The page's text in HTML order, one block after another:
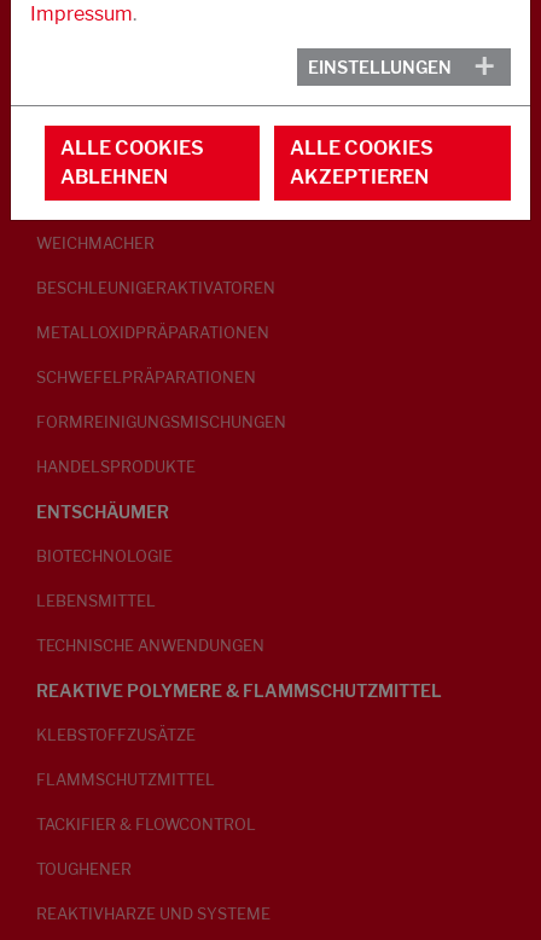
GLEITMITTEL
PEPTISATOREN
KLEBRIGMACHER / HOMOGENISATOREN
WEICHMACHER
BESCHLEUNIGERAKTIVATOREN
METALLOXIDPRÄPARATIONEN
SCHWEFELPRÄPARATIONEN
FORMREINIGUNGSMISCHUNGEN
HANDELSPRODUKTE
ENTSCHÄUMER
BIOTECHNOLOGIE
LEBENSMITTEL
TECHNISCHE ANWENDUNGEN
REAKTIVE POLYMERE & FLAMMSCHUTZMITTEL
KLEBSTOFFZUSÄTZE
FLAMMSCHUTZMITTEL
TACKIFIER & FLOWCONTROL
TOUGHENER
REAKTIVHARZE UND SYSTEME
Impressum.
EINSTELLUNGEN
ALLE COOKIES
ABLEHNEN
ALLE COOKIES
AKZEPTIEREN